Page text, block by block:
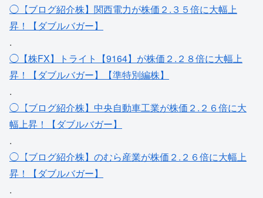
◯【ブログ紹介株】関西電力が株価２.３５倍に大幅上
昇！【ダブルバガー】
.
◯【株FX】トライト【9164】が株価２.２８倍に大幅上
昇！【ダブルバガー】【準特別編株】
.
◯【ブログ紹介株】中央自動車工業が株価２.２６倍に大
幅上昇！【ダブルバガー】
.
◯【ブログ紹介株】のむら産業が株価２.２６倍に大幅上
昇！【ダブルバガー】
.